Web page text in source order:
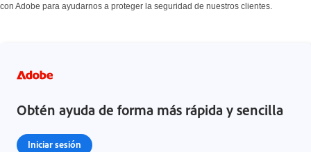
con Adobe para ayudarnos a proteger la seguridad de nuestros clientes.
Obtén ayuda de forma más rápida y sencilla
Iniciar sesión